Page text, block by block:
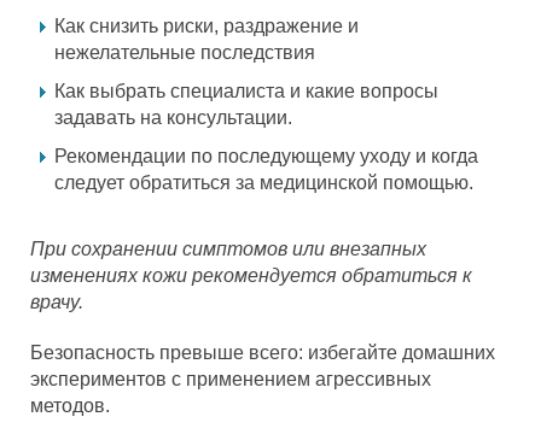
Как снизить риски, раздражение и
нежелательные последствия
Как выбрать специалиста и какие вопросы
задавать на консультации.
Рекомендации по последующему уходу и когда
следует обратиться за медицинской помощью.
При сохранении симптомов или внезапных
изменениях кожи рекомендуется обратиться к
врачу.
Безопасность превыше всего: избегайте домашних
экспериментов с применением агрессивных
методов.